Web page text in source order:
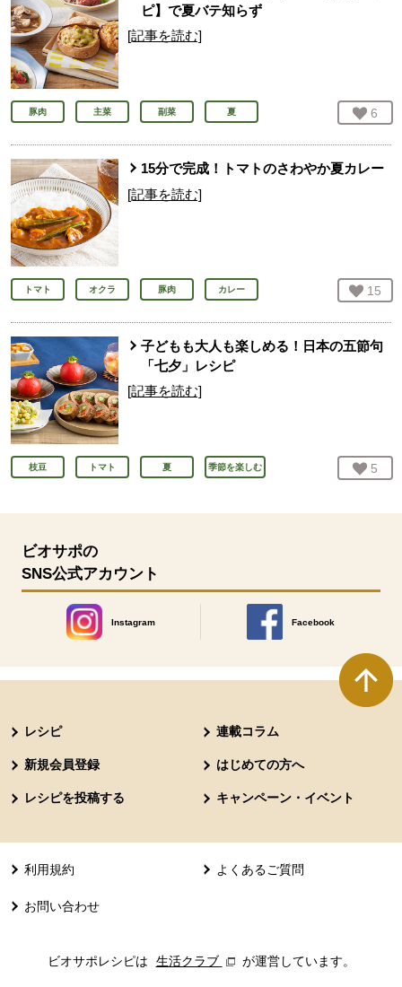
ピ】で夏バテ知らず
[記事を読む]
豚肉 主菜 副菜 夏 お気
6
15分で完成！トマトのさわやか夏カレー
[記事を読む]
トマト オクラ 豚肉 カレー お気
15
子どもも大人も楽しめる！日本の五節句
「七夕」レシピ
[記事を読む]
枝豆 トマト 夏 季節を楽しむ お気
5
ビオサポの
SNS公式アカウント
Instagram
別のウィンドウで開きます。
Facebook
別のウィンドウで開きます
レシピ 連載コラム
新規会員登録 はじめての方へ
レシピを投稿する キャンペーン・イベント
利用規約 よくあるご質問
お問い合わせ
ビオサポレシピは 生活クラブ 別のウィンドウで開きます。
が運営しています。